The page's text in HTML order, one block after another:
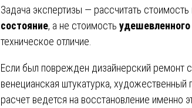
Задача экспертизы — рассчитать стоимость
состояние, а не стоимость
техническое отличие.
Если был поврежден дизайнерский ремонт
венецианская штукатурка, художественный
расчет ведется на восстановление именно